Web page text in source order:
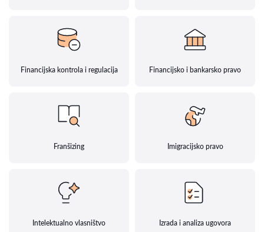
Financijska kontrola i regulacija Financijsko i bankarsko pravo
Franšizing Imigracijsko pravo
Intelektualno vlasništvo Izrada i analiza ugovora